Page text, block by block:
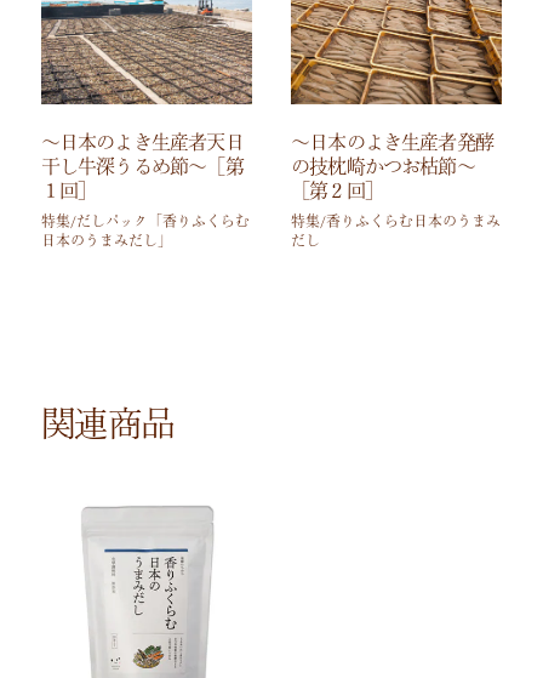
～日本のよき生産者天日
干し牛深うるめ節～［第
１回］
特集/だしパック「香りふくらむ
日本のうまみだし」
～日本のよき生産者発酵
の技枕崎かつお枯節～
［第２回］
特集/香りふくらむ日本のうまみ
だし
関連商品